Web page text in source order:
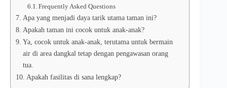
Frequently Asked Questions
Apa yang menjadi daya tarik utama taman ini?
Apakah taman ini cocok untuk anak-anak?
Ya, cocok untuk anak-anak, terutama untuk bermain
air di area dangkal tetap dengan pengawasan orang
tua.
Apakah fasilitas di sana lengkap?